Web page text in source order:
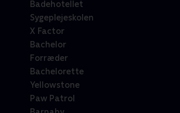
Badehotellet
Sygeplejeskolen
X Factor
Bachelor
Forræder
Bachelorette
Yellowstone
Paw Patrol